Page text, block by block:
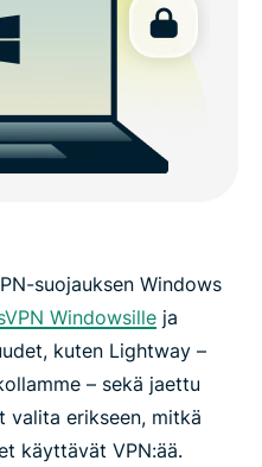
suojauksen Windows
Windowsille ja
kuten Lightway –
– sekä jaettu
valita erikseen, mitkä
käyttävät VPN:ää.